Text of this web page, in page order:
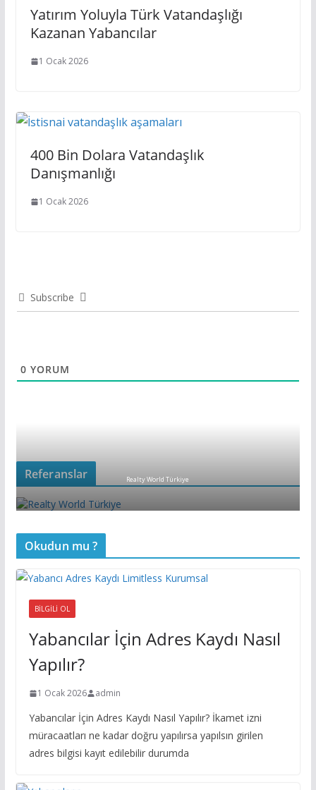
Yatırım Yoluyla Türk Vatandaşlığı
Kazanan Yabancılar
1 Ocak 2026
400 Bin Dolara Vatandaşlık
Danışmanlığı
1 Ocak 2026
Subscribe
0 YORUM
Referanslar Realty World Türkiye
Okudun mu ?
BILGILI OL
Yabancılar İçin Adres Kaydı Nasıl
Yapılır?
1 Ocak 2026 admin
Yabancılar İçin Adres Kaydı Nasıl Yapılır? İkamet izni
müracaatları ne kadar doğru yapılırsa yapılsın girilen
adres bilgisi kayıt edilebilir durumda